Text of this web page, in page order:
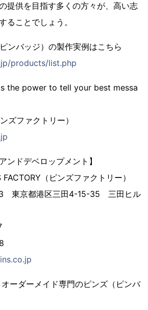
提供を目指す多くの方々が、高い志
ることでしょう。
ンバッジ）の製作実例はこちら
products/list.php
the power to tell your best messa
ズファクトリー）
ンドデベロップメント】
（ピンズファクトリー）
東京都港区三田4-15-35 三田ヒル
ーダーメイド専門のピンズ（ピンバ